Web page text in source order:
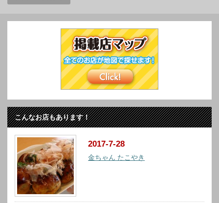
こんなお店もあります！
2017-7-28
金ちゃん たこやき